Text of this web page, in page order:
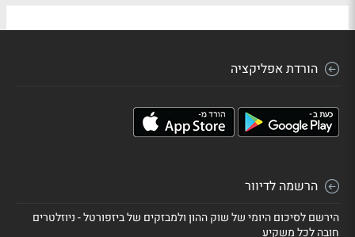
הורדת אפליקציה
הרשמה לדיוור
הירשם לסיכום היומי של שוק ההון ולמבזקים של ביזפורטל - ניוזלטרים
חובה לכל משקיע